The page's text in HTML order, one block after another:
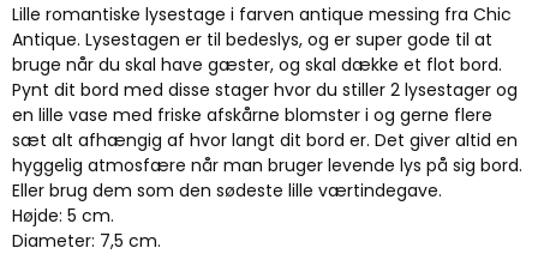
Lille romantiske lysestage i farven antique messing fra Chic
Antique. Lysestagen er til bedeslys, og er super gode til at
bruge når du skal have gæster, og skal dække et flot bord.
Pynt dit bord med disse stager hvor du stiller 2 lysestager og
en lille vase med friske afskårne blomster i og gerne flere
sæt alt afhængig af hvor langt dit bord er. Det giver altid en
hyggelig atmosfære når man bruger levende lys på sig bord.
Eller brug dem som den sødeste lille værtindegave.
Højde: 5 cm.
Diameter: 7,5 cm.